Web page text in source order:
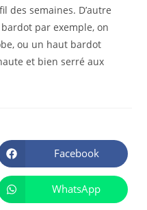
des semaines. D’autre
par exemple, on
ou un haut bardot
et bien serré aux
CONTENU
Ouvrir
dans
une
autre
fenêtre
Facebook
Ouvrir
dans
WhatsApp